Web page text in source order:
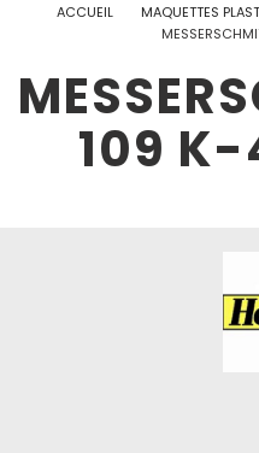
ACCUEIL MAQUETTES
109 K-